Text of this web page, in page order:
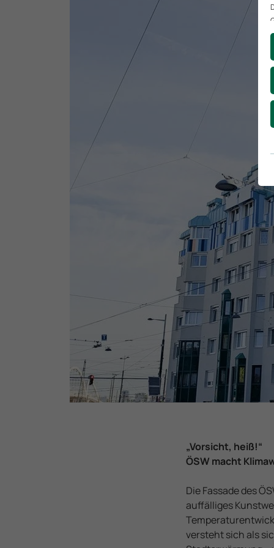
„Vorsicht, heiß!“
ÖSW macht
Die Fassade des
auffälliges
versteht sich als